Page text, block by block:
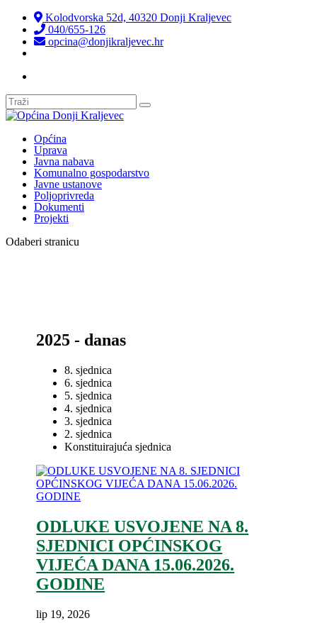
Kolodvorska 52d, 40320 Donji Kraljevec
040/655-126
opcina@donjikraljevec.hr
Općina
Uprava
Javna nabava
Komunalno gospodarstvo
Javne ustanove
Poljoprivreda
Dokumenti
Projekti
Odaberi stranicu
2025 - danas
8. sjednica
6. sjednica
5. sjednica
4. sjednica
3. sjednica
2. sjednica
Konstituirajuća sjednica
ODLUKE USVOJENE NA 8.
SJEDNICI OPĆINSKOG
VIJEĆA DANA 15.06.2026.
GODINE
lip 19, 2026